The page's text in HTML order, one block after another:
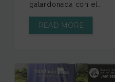
galardonada con el…
READ MORE